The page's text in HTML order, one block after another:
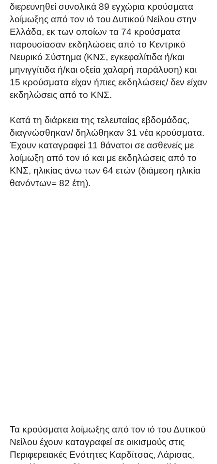
διερευνηθεί συνολικά 89 εγχώρια κρούσματα
λοίμωξης από τον ιό του Δυτικού Νείλου στην
Ελλάδα, εκ των οποίων τα 74 κρούσματα
παρουσίασαν εκδηλώσεις από το Κεντρικό
Νευρικό Σύστημα (ΚΝΣ, εγκεφαλίτιδα ή/και
μηνιγγίτιδα ή/και οξεία χαλαρή παράλυση) και
15 κρούσματα είχαν ήπιες εκδηλώσεις/ δεν είχαν
εκδηλώσεις από το ΚΝΣ.
Κατά τη διάρκεια της τελευταίας εβδομάδας,
διαγνώσθηκαν/ δηλώθηκαν 31 νέα κρούσματα.
Έχουν καταγραφεί 11 θάνατοι σε ασθενείς με
λοίμωξη από τον ιό και με εκδηλώσεις από το
ΚΝΣ, ηλικίας άνω των 64 ετών (διάμεση ηλικία
θανόντων= 82 έτη).
Τα κρούσματα λοίμωξης από τον ιό του Δυτικού
Νείλου έχουν καταγραφεί σε οικισμούς στις
Περιφερειακές Ενότητες Καρδίτσας, Λάρισας,